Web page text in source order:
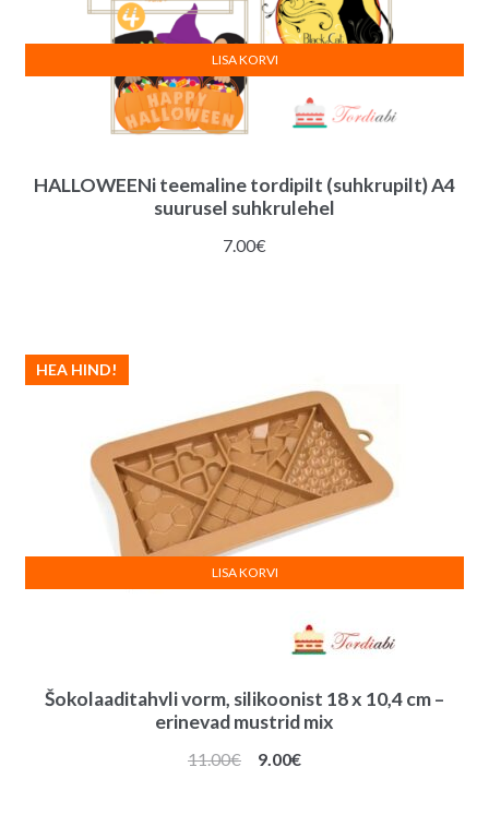
HALLOWEENi teemaline tordipilt (suhkrupilt) A4
suurusel suhkrulehel
7.00€
LISA KORVI
Šokolaaditahvli vorm, silikoonist 18 x 10,4 cm –
erinevad mustrid mix
HEA HIND!
11.00€
Algne
9.00€Praegune
LISA KORVI